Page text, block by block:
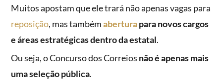
Muitos apostam que ele trará não apenas vagas para
reposição, mas tambémaberturapara novos cargos
e áreas estratégicas dentro da estatal.
Ou seja, o Concurso dos Correios não é apenas mais
uma seleção pública.